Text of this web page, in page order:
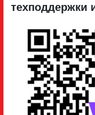
техподдержки